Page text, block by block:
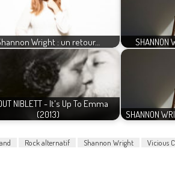
Wright : un retour… SHANNON
NIBLETT - It's Up To Emma
(2013)
SHANNON
Rock alternatif Shannon Wright Vicious